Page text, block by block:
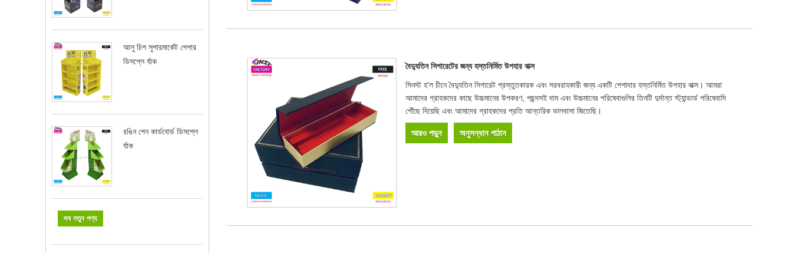
আলু চিপ সুপারমার্কেট পেপার
ডিসপ্লে র্যাক
রঙিন পেন কার্ডবোর্ড ডিসপ্লে
র্যাক
সব নতুন পণ্য
বৈদ্যুতিন সিগারেটের জন্য হস্তনির্মিত উপহার বাক্স
সিনস্ট হ'ল চীনে বৈদ্যুতিন সিগারেট প্রস্তুতকারক এবং সরবরাহকারী জন্য একটি পেশাদার হস্তনির্মিত উপহার বাক্স। আমরা
আমাদের গ্রাহকদের কাছে উচ্চমানের উপকরণ, পছন্দসই দাম এবং উচ্চমানের পরিষেবাগুলির তিনটি দুর্দান্ত স্ট্যান্ডার্ড পরিষেবাদি
পৌঁছে দিয়েছি এবং আমাদের গ্রাহকদের প্রতি আন্তরিক ভালবাসা জিতেছি।
আরও পড়ুন অনুসন্ধান পাঠান